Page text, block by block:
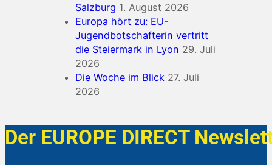
Salzburg 1. August 2026
Europa hört zu: EU-
Jugendbotschafterin vertritt
die Steiermark in Lyon 29. Juli
2026
Die Woche im Blick 27. Juli
2026
Der EUROPE DIRECT